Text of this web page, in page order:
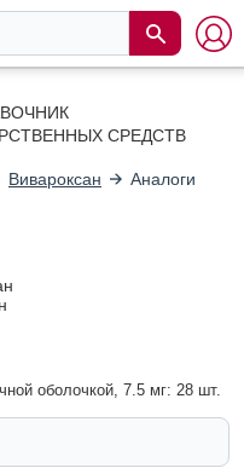
СРЕДСТВ
Вивароксан Аналоги
оболочкой, 7.5 мг: 28 шт.